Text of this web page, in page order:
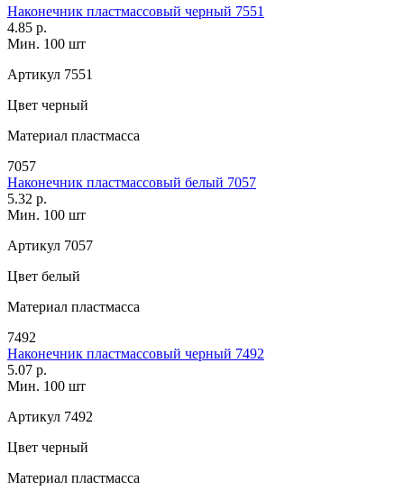
Наконечник пластмассовый черный 7551
4.85 р.
Мин. 100 шт
Артикул 7551
Цвет черный
Материал пластмасса
7057
Наконечник пластмассовый белый 7057
5.32 р.
Мин. 100 шт
Артикул 7057
Цвет белый
Материал пластмасса
7492
Наконечник пластмассовый черный 7492
5.07 р.
Мин. 100 шт
Артикул 7492
Цвет черный
Материал пластмасса